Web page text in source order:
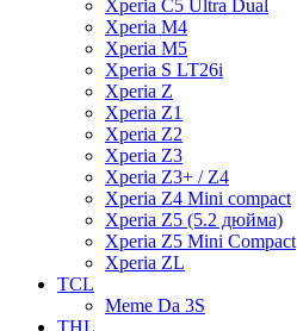
Xperia C5 Ultra Dual
Xperia M4
Xperia M5
Xperia S LT26i
Xperia Z
Xperia Z1
Xperia Z2
Xperia Z3
Xperia Z3+ / Z4
Xperia Z4 Mini compact
Xperia Z5 (5.2 дюйма)
Xperia Z5 Mini Compact
Xperia ZL
TCL
Meme Da 3S
THL